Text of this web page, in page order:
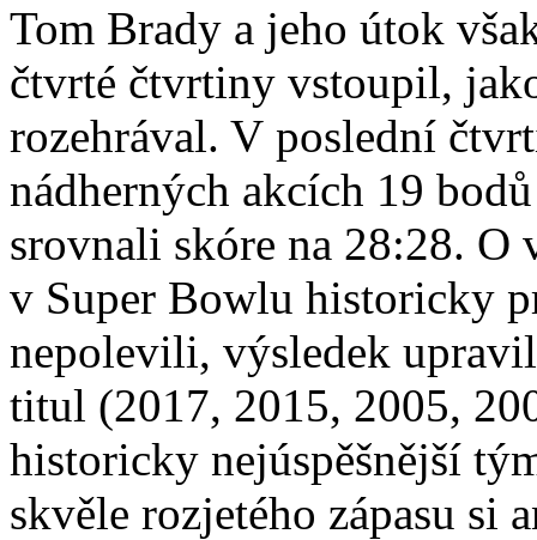
Tom Brady a jeho útok
čtvrté čtvrtiny vstoupil,
rozehrával. V poslední
nádherných akcích 19
srovnali skóre na 28:28. O
v Super Bowlu historicky
nepolevili, výsledek
titul (2017, 2015, 2005,
historicky nejúspěšnější
skvěle rozjetého zápasu si